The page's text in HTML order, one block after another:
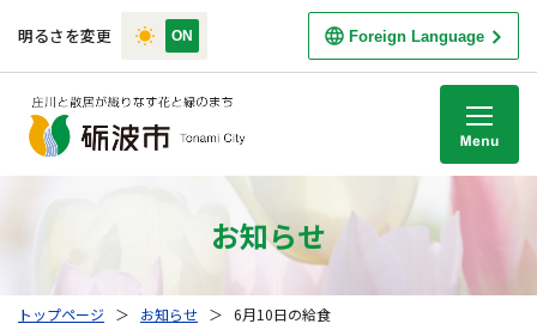
明るさを変更 Foreign Language
お知らせ
トップページ ＞ お知らせ ＞ 6月10日の給食